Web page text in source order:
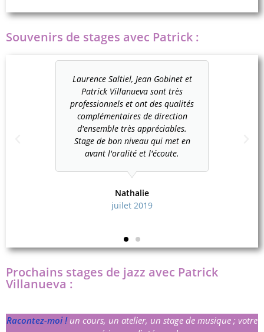
Souvenirs de stages avec Patrick :
Laurence Saltiel, Jean Gobinet et
Patrick Villanueva sont très
professionnels et ont des qualités
complémentaires de direction
d'ensemble très appréciables.
Stage de bon niveau qui met en
avant l'oralité et l'écoute.
Nathalie
juilet 2019
Prochains stages de jazz avec Patrick
Villanueva :
Racontez-moi ! un cours, un atelier, un stage de musique ; votre